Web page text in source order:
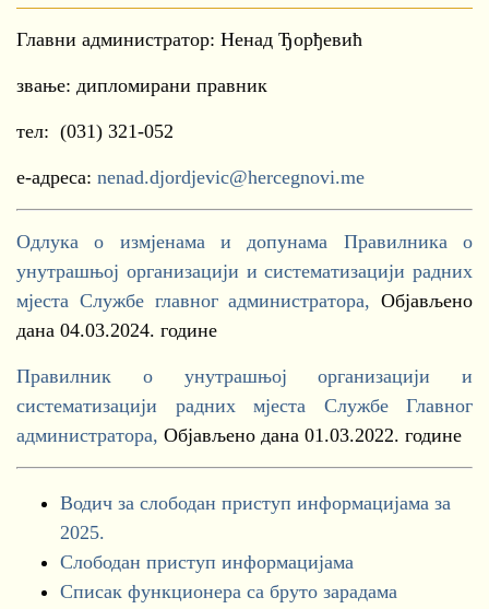
Главни администратор: Ненад Ђорђевић
звање: дипломирани правник
тел: (031) 321-052
е-адреса: nenad.djordjevic@hercegnovi.me
Одлука о измјенама и допунама Правилника о
унутрашњој организацији и систематизацији радних
мјеста Службе главног администратора, Објављено
дана 04.03.2024. године
Правилник о унутрашњој организацији и
систематизацији радних мјеста Службе Главног
администратора, Oбјављено дана 01.03.2022. године
Водич за слободан приступ информацијама за
2025.
Слободан приступ информацијама
Списак функционера са бруто зарадама